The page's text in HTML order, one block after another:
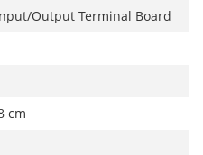
Output Terminal Board
cm